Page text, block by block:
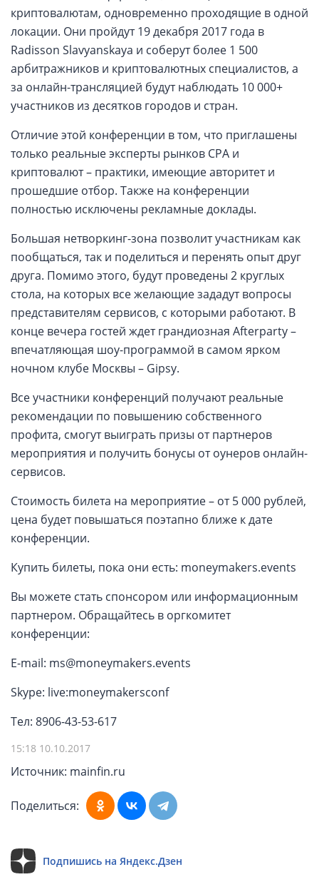
криптовалютам, одновременно проходящие в одной
локации. Они пройдут 19 декабря 2017 года в
Radisson Slavyanskaya и соберут более 1 500
арбитражников и криптовалютных специалистов, а
за онлайн-трансляцией будут наблюдать 10 000+
участников из десятков городов и стран.
Отличие этой конференции в том, что приглашены
только реальные эксперты рынков CPA и
криптовалют – практики, имеющие авторитет и
прошедшие отбор. Также на конференции
полностью исключены рекламные доклады.
Большая нетворкинг-зона позволит участникам как
пообщаться, так и поделиться и перенять опыт друг
друга. Помимо этого, будут проведены 2 круглых
стола, на которых все желающие зададут вопросы
представителям сервисов, c которыми работают. В
конце вечера гостей ждет грандиозная Afterparty –
впечатляющая шоу-программой в самом ярком
ночном клубе Москвы – Gipsy.
Все участники конференций получают реальные
рекомендации по повышению собственного
профита, смогут выиграть призы от партнеров
мероприятия и получить бонусы от оунеров онлайн-
сервисов.
Стоимость билета на мероприятие – от 5 000 рублей,
цена будет повышаться поэтапно ближе к дате
конференции.
Купить билеты, пока они есть: moneymakers.events
Вы можете стать спонсором или информационным
партнером. Обращайтесь в оргкомитет
конференции:
E-mail: ms@moneymakers.events
Skype: live:moneymakersconf
Тел: 8906-43-53-617
15:18 10.10.2017
Источник: mainfin.ru
Поделиться:
Подпишись на Яндекс.Дзен